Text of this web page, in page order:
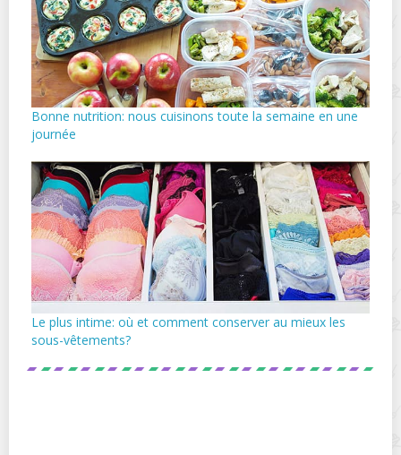
Bonne nutrition: nous cuisinons toute la semaine en une
journée
Le plus intime: où et comment conserver au mieux les
sous-vêtements?